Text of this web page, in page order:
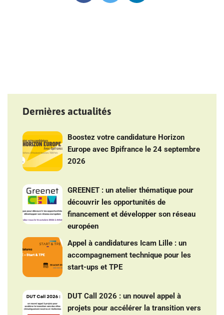
Dernières actualités
Boostez votre candidature Horizon
Europe avec Bpifrance le 24 septembre
2026
GREENET : un atelier thématique pour
découvrir les opportunités de
financement et développer son réseau
européen
Appel à candidatures Icam Lille : un
accompagnement technique pour les
start-ups et TPE
DUT Call 2026 : un nouvel appel à
projets pour accélérer la transition vers